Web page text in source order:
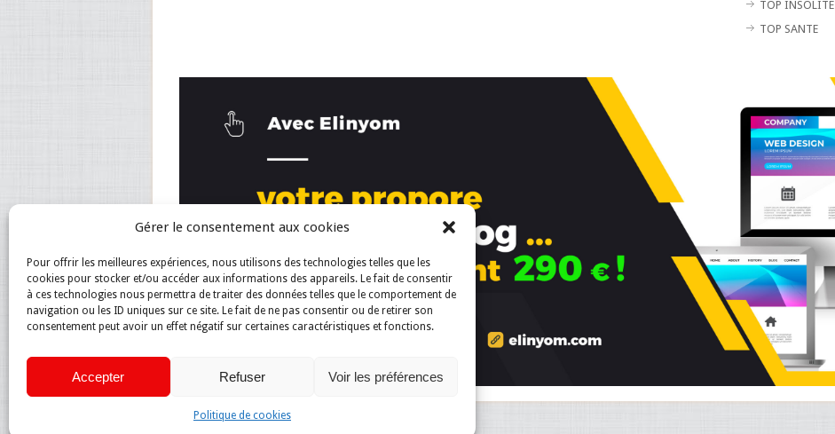
Gérer le consentement aux cookies
Pour offrir les meilleures expériences, nous utilisons des technologies telles que les
cookies pour stocker et/ou accéder aux informations des appareils. Le fait de consentir
à ces technologies nous permettra de traiter des données telles que le comportement de
navigation ou les ID uniques sur ce site. Le fait de ne pas consentir ou de retirer son
consentement peut avoir un effet négatif sur certaines caractéristiques et fonctions.
Accepter Refuser Voir les préférences
Politique de cookies
TOP INSOLITE
TOP SANTE